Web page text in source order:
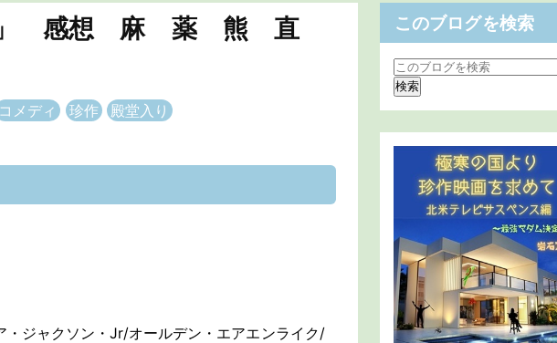
」 感想 麻 薬 熊 直
メディ 珍作 殿堂入り
ジャクソン・Jr/オールデン・エアエンライク/
このブログを検索